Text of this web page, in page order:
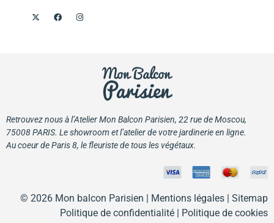
Retrouvez nous à l’Atelier Mon Balcon Parisien, 22 rue de Moscou,
75008 PARIS. Le showroom et l’atelier de votre jardinerie en ligne.
Au coeur de Paris 8, le fleuriste de tous les végétaux.
© 2026 Mon balcon Parisien | Mentions légales | Sitemap
Politique de confidentialité | Politique de cookies